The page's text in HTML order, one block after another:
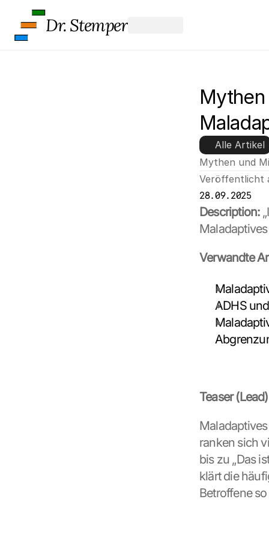
Alle Artikel
Mythen und
Veröffentlicht
28.09.2025
Description:
Verwandte
ADHS
Teaser (Lead)
ranken sich
bis zu „Das
klärt die
Betroffene
Dr. Stemper
o
o
l
a
p
s
-
K
e
d
e
:
D
u